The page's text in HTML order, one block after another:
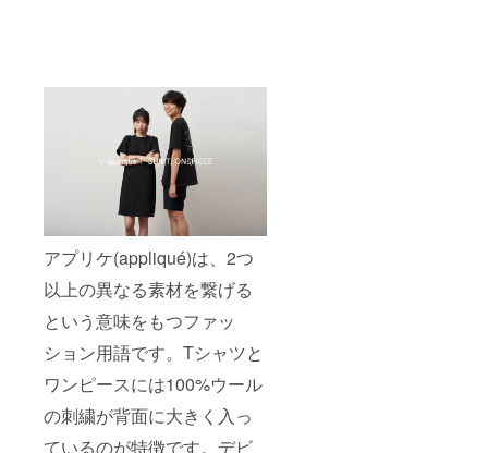
アプリケ(appliqué)は、2つ
以上の異なる素材を繋げる
という意味をもつファッ
ション用語です。Tシャツと
ワンピースには100%ウール
の刺繍が背面に大きく入っ
ているのが特徴です。デビ